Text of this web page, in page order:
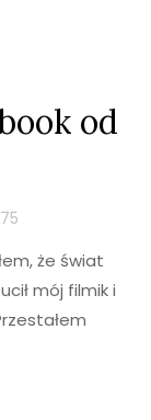
od
że świat
mój filmik i